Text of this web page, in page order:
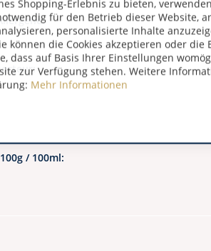
/ 100ml:
Shopping-Erlebnis zu bieten,
für den Betrieb dieser Website,
personalisierte Inhalte
können die Cookies akzeptieren oder die
dass auf Basis Ihrer Einstellungen
zur Verfügung stehen. Weitere
Mehr Informationen